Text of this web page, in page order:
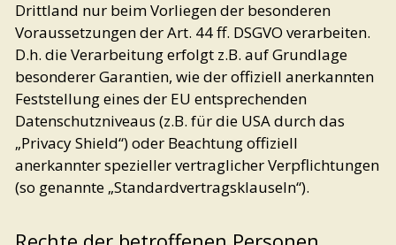
Drittland nur beim Vorliegen der besonderen
Voraussetzungen der Art. 44 ff. DSGVO verarbeiten.
D.h. die Verarbeitung erfolgt z.B. auf Grundlage
besonderer Garantien, wie der offiziell anerkannten
Feststellung eines der EU entsprechenden
Datenschutzniveaus (z.B. für die USA durch das
„Privacy Shield“) oder Beachtung offiziell
anerkannter spezieller vertraglicher Verpflichtungen
(so genannte „Standardvertragsklauseln“).